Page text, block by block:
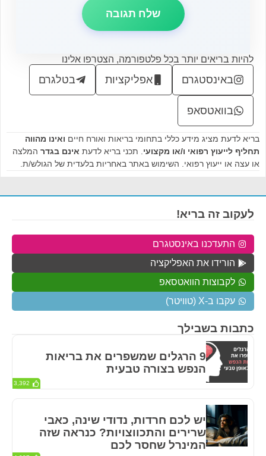
להיות בריאים יותר בכל פלטפורמה, הצטרפו אלינו
באינסטגרם אפליקציות בטלגרם
בוואטסאפ
בריא לדעת מציג מידע כללי בתחומי בריאות ואורח חיים ואינו מהווה
תחליף לייעוץ רפואי ו/או מקצועי. תכני בריא לדעת אינם בגדר המלצה
או עצה או ייעוץ רפואי. השימוש באתר באחריות בלעדית של הגולש/ת.
כתבות בשבילך
9 הרגלים שמשפרים את בריאות
הנפש בצורה טבעית
3,392
יש לכם חרדות, נדודי שינה, כאבי
שרירים והתכווצויות? כנראה שזה
המינרל שחסר לכם
לעקוב זה בריא!
התעדכנו באינסטגרם
הורידו את האפליקציה
לקבוצות הוואטסאפ
עקבו ב-X (טוויטר)